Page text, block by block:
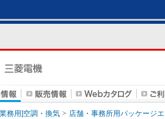
務用]空調・換気 店舗・事務所用パッケージ